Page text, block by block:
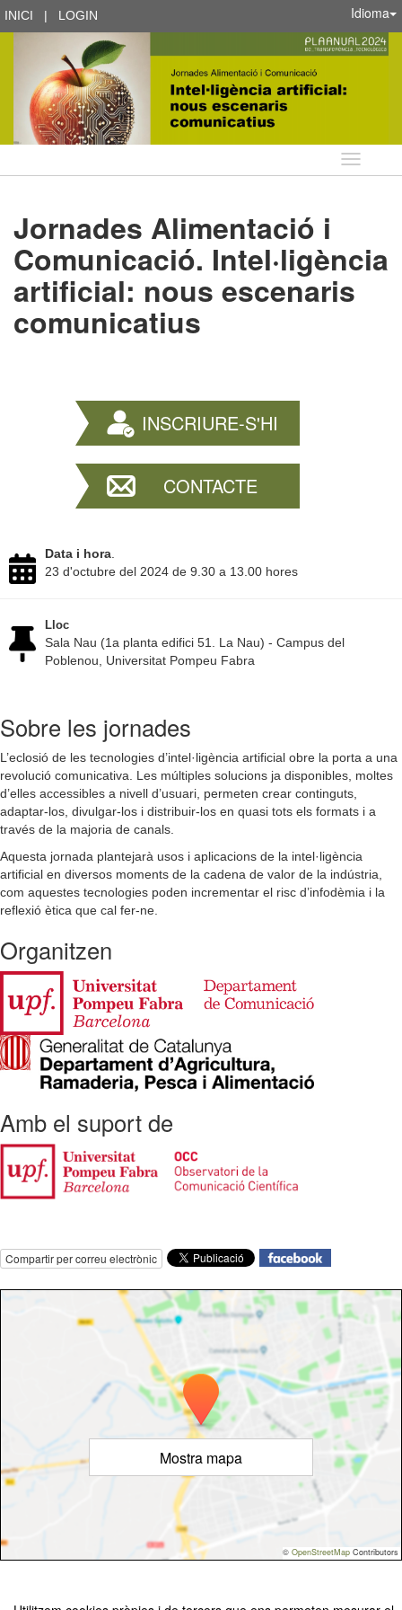
INICI | LOGIN Idioma
Idioma
Jornades Alimentació i
Comunicació. Intel·ligència
artificial: nous escenaris
comunicatius
INSCRIURE-S'HI
CONTACTE
Data i hora.
23 d'octubre del 2024 de 9.30 a 13.00 hores
Lloc
Sala Nau (1a planta edifici 51. La Nau) - Campus del
Poblenou, Universitat Pompeu Fabra
Sobre les jornades
L’eclosió de les tecnologies d’intel·ligència artificial obre la porta a una
revolució comunicativa. Les múltiples solucions ja disponibles, moltes
d’elles accessibles a nivell d’usuari, permeten crear continguts,
adaptar-los, divulgar-los i distribuir-los en quasi tots els formats i a
través de la majoria de canals.
Aquesta jornada plantejarà usos i aplicacions de la intel·ligència
artificial en diversos moments de la cadena de valor de la indústria,
com aquestes tecnologies poden incrementar el risc d’infodèmia i la
reflexió ètica que cal fer-ne.
Organitzen
Amb el suport de
Compartir per correu electrònic
Mostra mapa
© OpenStreetMap Contributors